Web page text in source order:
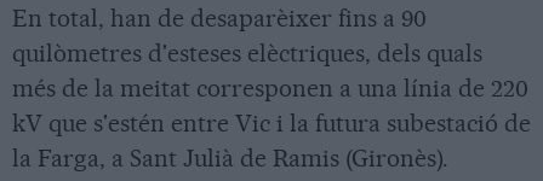
En total, han de desaparèixer fins a 90
quilòmetres d'esteses elèctriques, dels quals
més de la meitat corresponen a una línia de 220
kV que s'estén entre Vic i la futura subestació de
la Farga, a Sant Julià de Ramis (Gironès).